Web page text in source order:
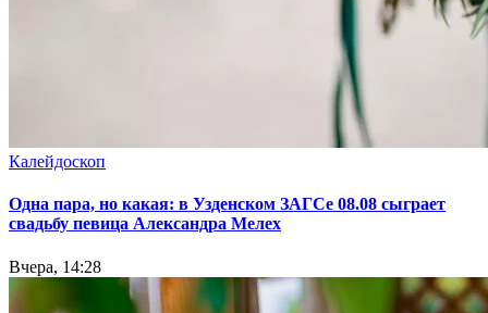
Калейдоскоп
Одна пара, но какая: в Узденском ЗАГСе 08.08 сыграет
свадьбу певица Александра Мелех
Вчера, 14:28